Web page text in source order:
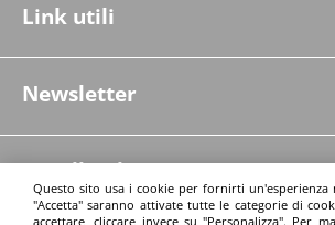
Questo sito usa i cookie per fornirti un'esperienza
"Accetta" saranno attivate tutte le categorie di
accettare, cliccare invece su "Personalizza". Per
Link utili
Privacy Policy
Politica di recesso
Informazioni pre-contrattual
Garanzia legale per difetto di
Legge applicabile e foro competente
Newsletter
Cavalli srl
Via dei Rovedi 31-33